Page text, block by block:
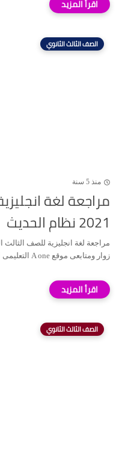
الصف الثالث الثانوي
منذ 5 سنة
مراجعة لغة
2021 نظام الحديث
زوار ومتابعى موقع A one التعليمى الموقع الاول الخاص بتغطية جميع الم...
الصف الثالث الثانوي